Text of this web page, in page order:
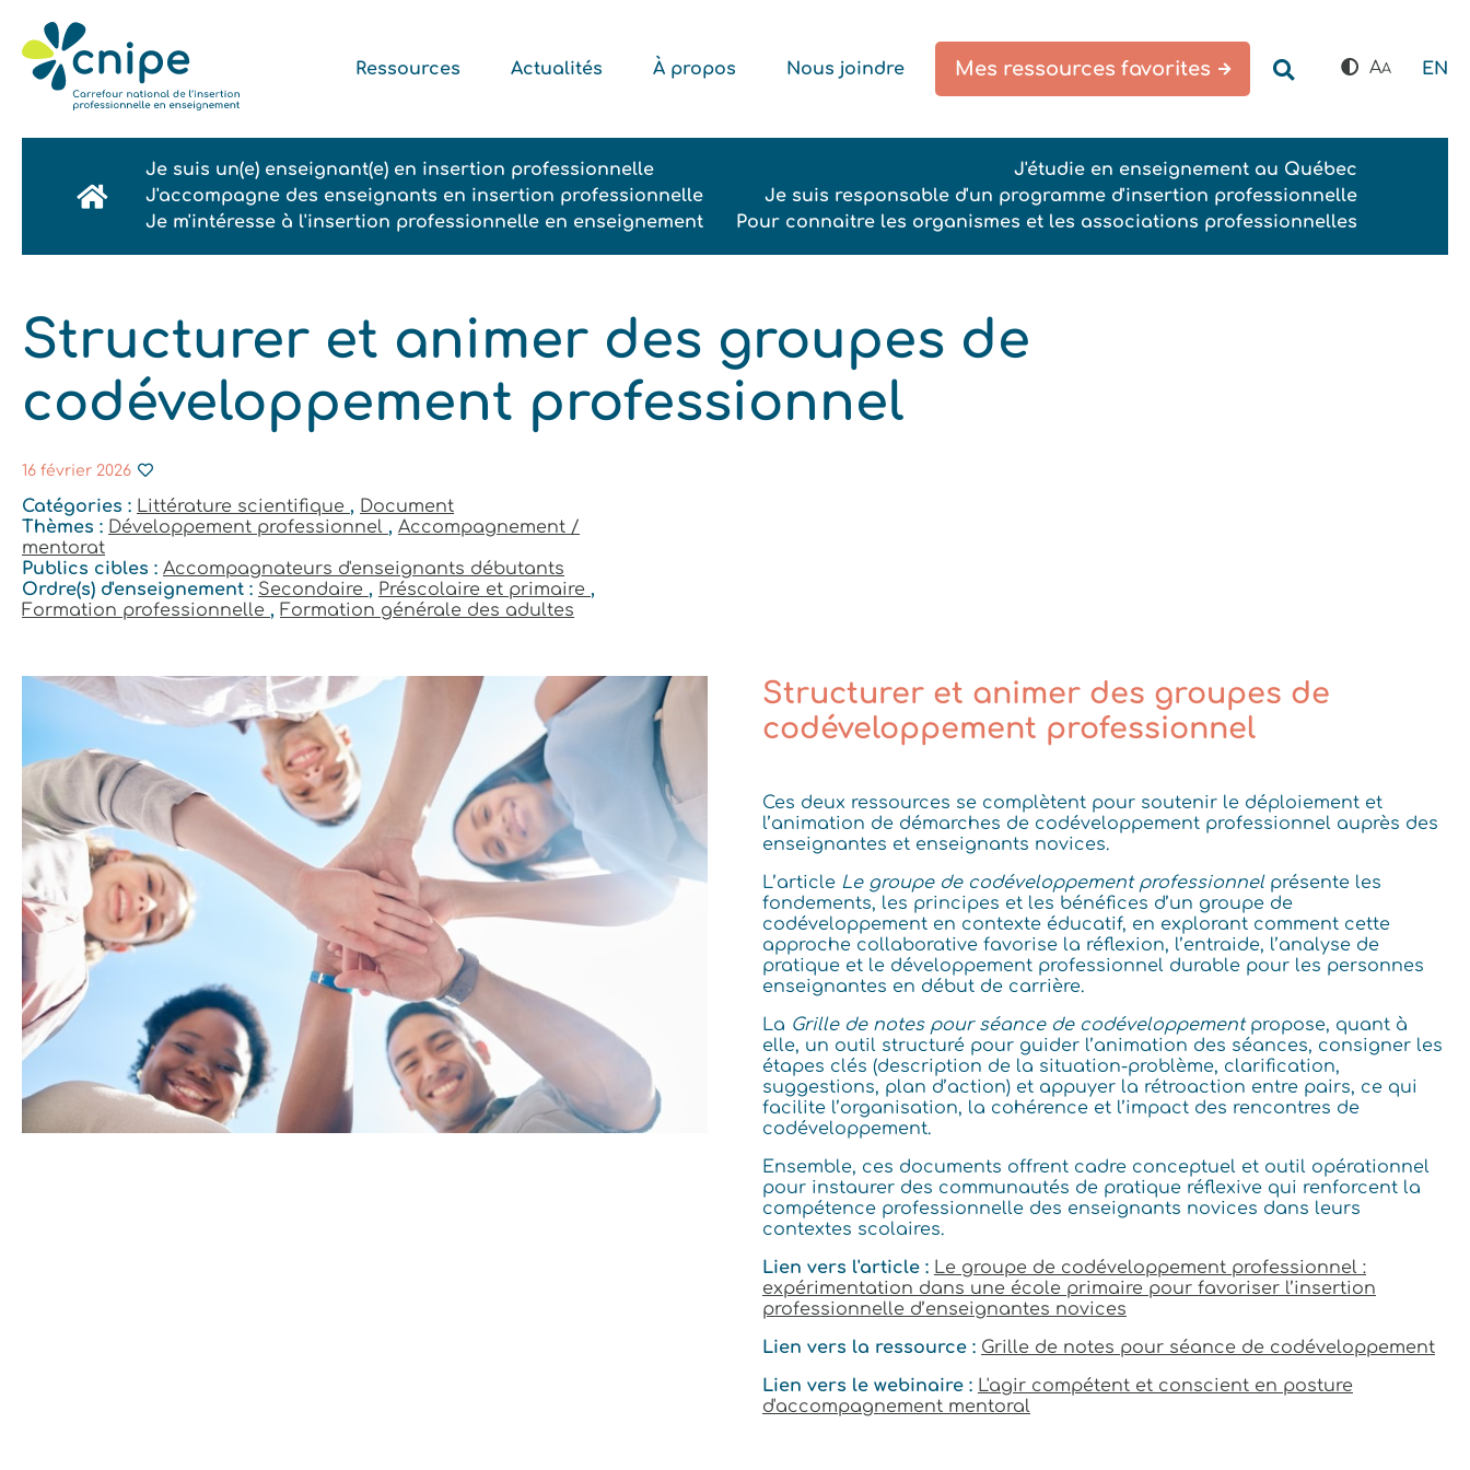
Ressources Actualités À propos Nous joindre Mes ressources favorites AA EN
Je suis un(e) enseignant(e) en insertion professionnelle
J'étudie en enseignement au Québec
J'accompagne des enseignants en insertion professionnelle
Je suis responsable d'un programme d'insertion professionnelle
Je m'intéresse à l'insertion professionnelle en enseignement
Pour connaitre les organismes et les associations professionnelles
Structurer et animer des groupes de
codéveloppement professionnel
16 février 2026
Catégories : Littérature scientifique , Document
Thèmes : Développement professionnel , Accompagnement /
mentorat
Publics cibles : Accompagnateurs d'enseignants débutants
Ordre(s) d'enseignement : Secondaire , Préscolaire et primaire ,
Formation professionnelle , Formation générale des adultes
Structurer et animer des groupes de
codéveloppement professionnel
Ces deux ressources se complètent pour soutenir le déploiement et
l’animation de démarches de codéveloppement professionnel auprès des
enseignantes et enseignants novices.
L’article Le groupe de codéveloppement professionnel présente les
fondements, les principes et les bénéfices d’un groupe de
codéveloppement en contexte éducatif, en explorant comment cette
approche collaborative favorise la réflexion, l’entraide, l’analyse de
pratique et le développement professionnel durable pour les personnes
enseignantes en début de carrière.
La Grille de notes pour séance de codéveloppementpropose, quant à
elle, un outil structuré pour guider l’animation des séances, consigner les
étapes clés (description de la situation‑problème, clarification,
suggestions, plan d’action) et appuyer la rétroaction entre pairs, ce qui
facilite l’organisation, la cohérence et l’impact des rencontres de
codéveloppement.
Ensemble, ces documents offrent cadre conceptuel et outil opérationnel
pour instaurer des communautés de pratique réflexive qui renforcent la
compétence professionnelle des enseignants novices dans leurs
contextes scolaires.
Lien vers l'article : Le groupe de codéveloppement professionnel :
expérimentation dans une école primaire pour favoriser l’insertion
professionnelle d’enseignantes novices
Lien vers la ressource : Grille de notes pour séance de codéveloppement
Lien vers le webinaire : L'agir compétent et conscient en posture
d'accompagnement mentoral